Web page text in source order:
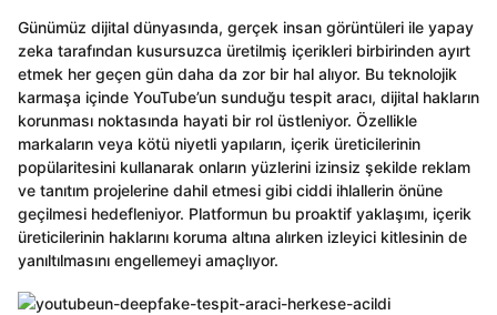
Günümüz dijital dünyasında, gerçek insan görüntüleri ile yapay
zeka tarafından kusursuzca üretilmiş içerikleri birbirinden ayırt
etmek her geçen gün daha da zor bir hal alıyor. Bu teknolojik
karmaşa içinde YouTube’un sunduğu tespit aracı, dijital hakların
korunması noktasında hayati bir rol üstleniyor. Özellikle
markaların veya kötü niyetli yapıların, içerik üreticilerinin
popülaritesini kullanarak onların yüzlerini izinsiz şekilde reklam
ve tanıtım projelerine dahil etmesi gibi ciddi ihlallerin önüne
geçilmesi hedefleniyor. Platformun bu proaktif yaklaşımı, içerik
üreticilerinin haklarını koruma altına alırken izleyici kitlesinin de
yanıltılmasını engellemeyi amaçlıyor.